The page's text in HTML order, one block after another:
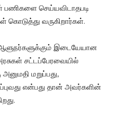
பணிகளை செய்யவிடாதபடி
கொடுத்து வருகிறார்கள்.
இடையேயான
அரசுகள் சட்டப்பேரவையில்
மறுப்பது,
என்பது தான் அவர்களின்